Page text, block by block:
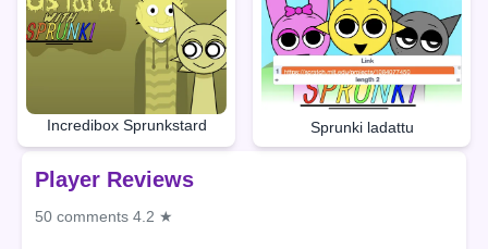
Incredibox Sprunkstard Sprunki ladattu
Player Reviews
50 comments 4.2 ★